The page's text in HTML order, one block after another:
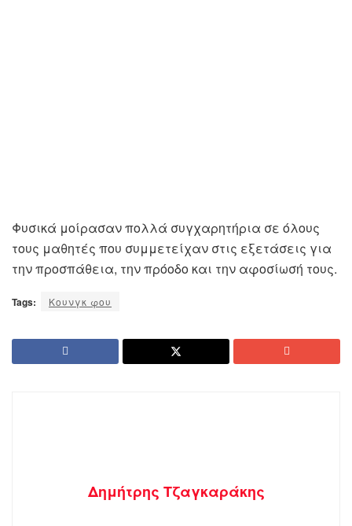
Φυσικά μοίρασαν πολλά συγχαρητήρια σε όλους
τους μαθητές που συμμετείχαν στις εξετάσεις για
την προσπάθεια, την πρόοδο και την αφοσίωσή τους.
Tags: Κουνγκ φου
Δημήτρης Τζαγκαράκης